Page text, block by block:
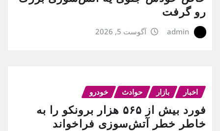
رو گرفت
admin آگوست 5, 2026
اخبار بازار حوادث خودرو
فورد بیش از ۵۶۵ هزار برونکو را به
خاطر خطر آتش‌سوزی فراخواند